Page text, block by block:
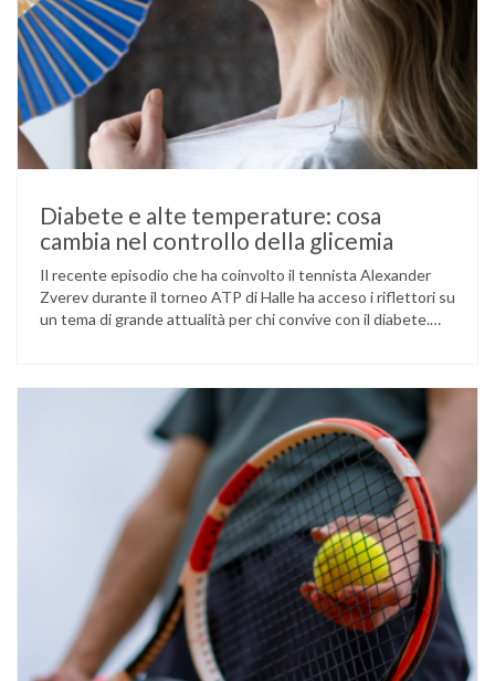
Diabete e alte temperature: cosa
cambia nel controllo della glicemia
Il recente episodio che ha coinvolto il tennista Alexander
Zverev durante il torneo ATP di Halle ha acceso i riflettori su
un tema di grande attualità per chi convive con il diabete.
glucosio lo aveva portato …